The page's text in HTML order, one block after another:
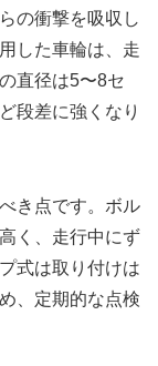
の衝撃を吸収し
した車輪は、走
直径は5〜8セ
段差に強くなり
き点です。ボル
く、走行中にず
式は取り付けは
、定期的な点検